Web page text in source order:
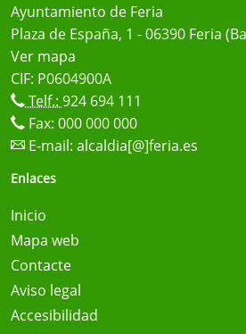
Ayuntamiento de Feria
Plaza de España, 1 - 06390 Feria
Ver mapa
CIF: P0604900A
Telf.: 924 694 111
Fax: 000 000 000
E-mail: alcaldia[@]feria.es
Enlaces
Inicio
Mapa web
Contacte
Aviso legal
Accesibilidad